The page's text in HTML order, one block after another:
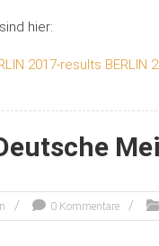
hier:
2017-results BERLIN
0 Kommentare